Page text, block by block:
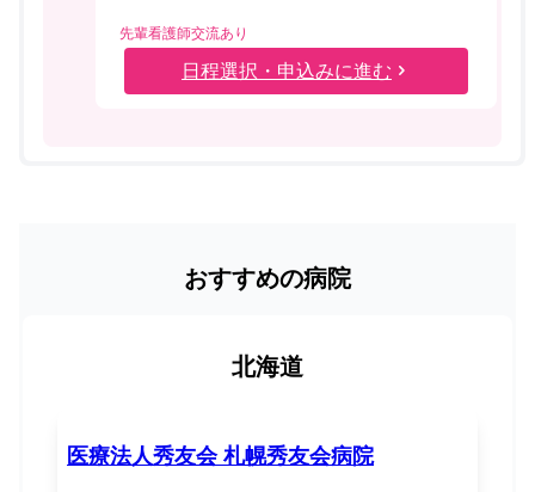
先輩看護師交流あり
日程選択・申込みに進む
おすすめの病院
北海道
医療法人秀友会 札幌秀友会病院